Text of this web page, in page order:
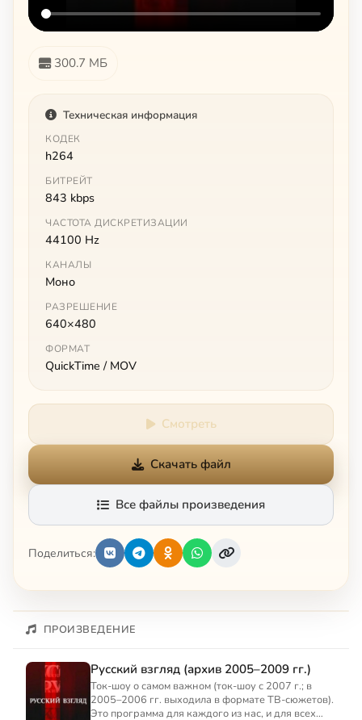
300.7 МБ
Техническая информация
КОДЕК
h264
БИТРЕЙТ
843 kbps
ЧАСТОТА ДИСКРЕТИЗАЦИИ
44100 Hz
КАНАЛЫ
Моно
РАЗРЕШЕНИЕ
640×480
ФОРМАТ
QuickTime / MOV
Смотреть
Скачать файл
Все файлы произведения
Поделиться:
ПРОИЗВЕДЕНИЕ
Русский взгляд (архив 2005–2009 гг.)
Ток-шоу о самом важном (ток-шоу с 2007 г.; в
2005–2006 гг. выходила в формате ТВ-сюжетов).
Это программа для каждого из нас, и для всех